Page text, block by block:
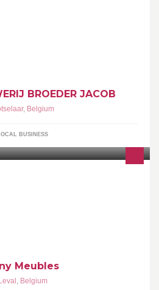
BROEDER JACOB
, Belgium
LOCAL BUSINESS
Meubles
, Belgium